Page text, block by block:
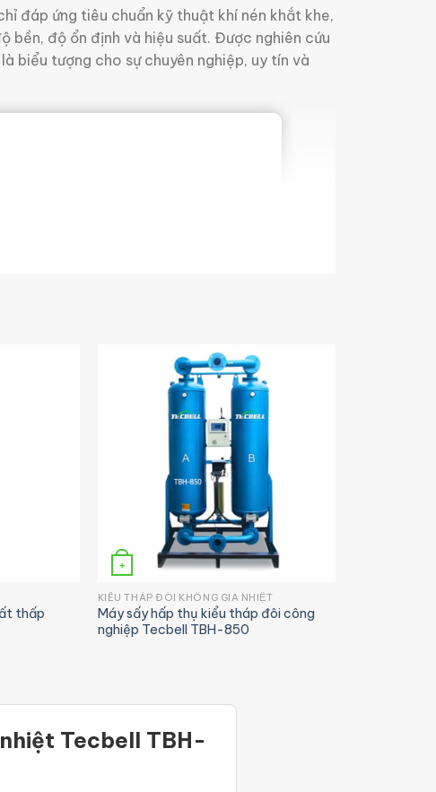
đáp ứng tiêu chuẩn kỹ thuật khí nén khắt khe,
bền, độ ổn định và hiệu suất. Được nghiên cứu
biểu tượng cho sự chuyên nghiệp, uy tín và
thấp
+
KIỂU THÁP ĐÔI KHÔNG GIA NHIỆT
Máy sấy hấp thụ kiểu tháp đôi công
nghiệp Tecbell TBH-850
Tecbell TBH-